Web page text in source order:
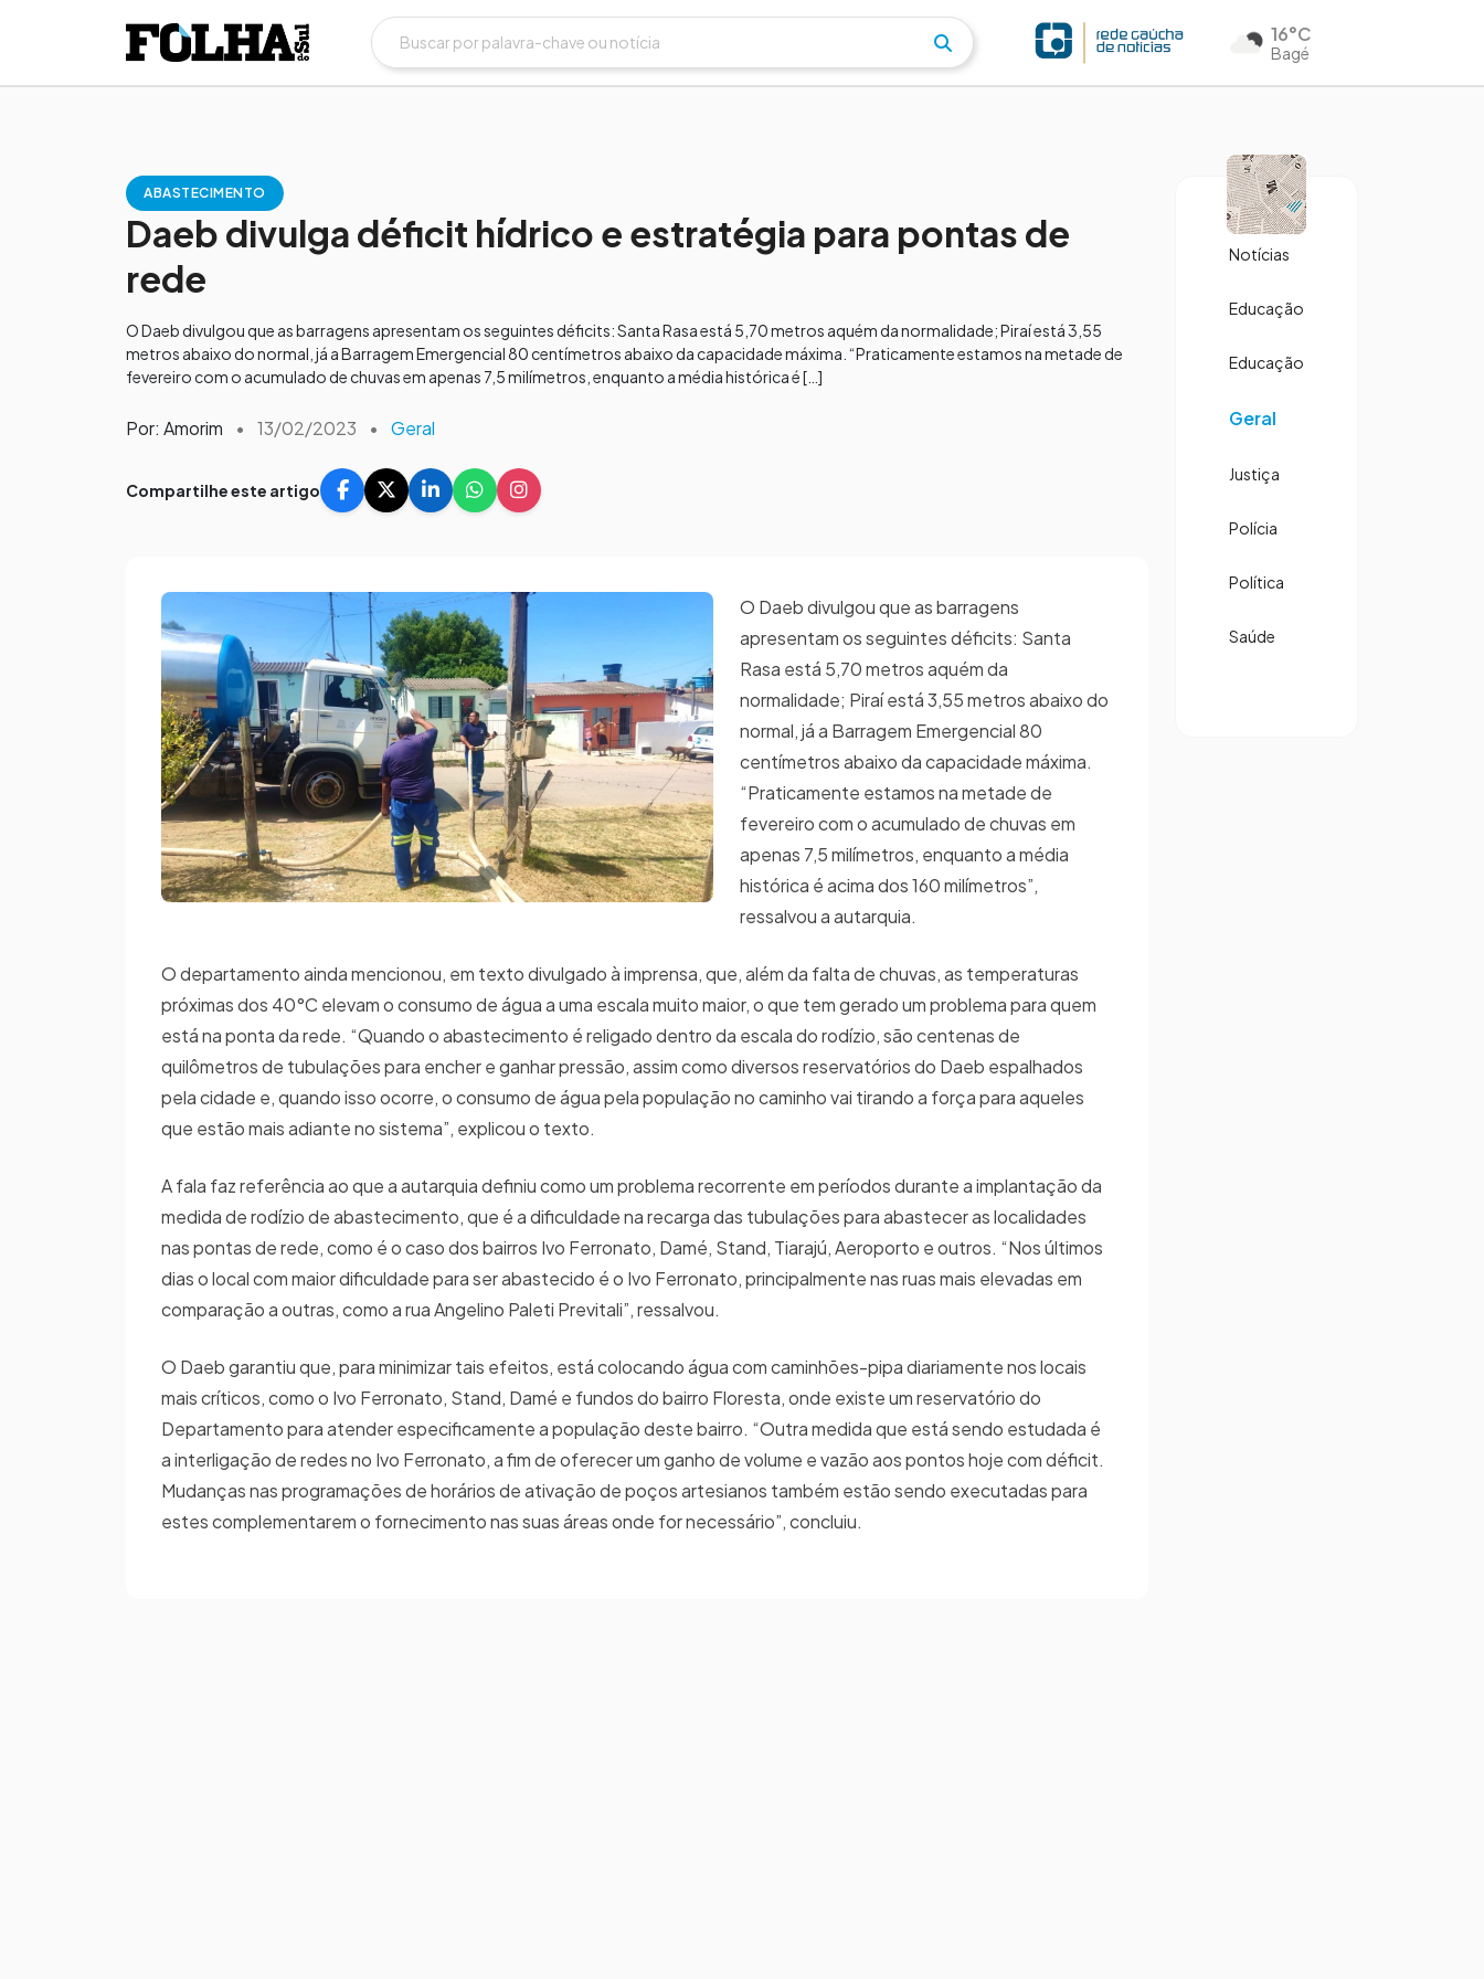
16°C
Bagé
ABASTECIMENTO
Daeb divulga déficit hídrico e estratégia para pontas de
rede
O Daeb divulgou que as barragens apresentam os seguintes déficits: Santa Rasa está 5,70 metros aquém da normalidade; Piraí está 3,55
metros abaixo do normal, já a Barragem Emergencial 80 centímetros abaixo da capacidade máxima. “Praticamente estamos na metade de
fevereiro com o acumulado de chuvas em apenas 7,5 milímetros, enquanto a média histórica é […]
Por: Amorim • 13/02/2023 • Geral
Compartilhe este artigo
O Daeb divulgou que as barragens
apresentam os seguintes déficits: Santa
Rasa está 5,70 metros aquém da
normalidade; Piraí está 3,55 metros abaixo do
normal, já a Barragem Emergencial 80
centímetros abaixo da capacidade máxima.
“Praticamente estamos na metade de
fevereiro com o acumulado de chuvas em
apenas 7,5 milímetros, enquanto a média
histórica é acima dos 160 milímetros”,
ressalvou a autarquia.
O departamento ainda mencionou, em texto divulgado à imprensa, que, além da falta de chuvas, as temperaturas
próximas dos 40°C elevam o consumo de água a uma escala muito maior, o que tem gerado um problema para quem
está na ponta da rede. “Quando o abastecimento é religado dentro da escala do rodízio, são centenas de
quilômetros de tubulações para encher e ganhar pressão, assim como diversos reservatórios do Daeb espalhados
pela cidade e, quando isso ocorre, o consumo de água pela população no caminho vai tirando a força para aqueles
que estão mais adiante no sistema”, explicou o texto.
A fala faz referência ao que a autarquia definiu como um problema recorrente em períodos durante a implantação da
medida de rodízio de abastecimento, que é a dificuldade na recarga das tubulações para abastecer as localidades
nas pontas de rede, como é o caso dos bairros Ivo Ferronato, Damé, Stand, Tiarajú, Aeroporto e outros. “Nos últimos
dias o local com maior dificuldade para ser abastecido é o Ivo Ferronato, principalmente nas ruas mais elevadas em
comparação a outras, como a rua Angelino Paleti Previtali”, ressalvou.
O Daeb garantiu que, para minimizar tais efeitos, está colocando água com caminhões-pipa diariamente nos locais
mais críticos, como o Ivo Ferronato, Stand, Damé e fundos do bairro Floresta, onde existe um reservatório do
Departamento para atender especificamente a população deste bairro. “Outra medida que está sendo estudada é
a interligação de redes no Ivo Ferronato, a fim de oferecer um ganho de volume e vazão aos pontos hoje com déficit.
Mudanças nas programações de horários de ativação de poços artesianos também estão sendo executadas para
estes complementarem o fornecimento nas suas áreas onde for necessário”, concluiu.
Notícias
Educação
Educação
Geral
Justiça
Polícia
Política
Saúde